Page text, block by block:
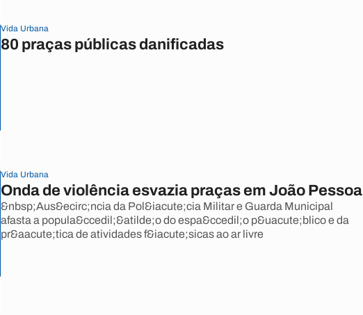
Vida Urbana
80 praças públicas danificadas
Vida Urbana
Onda de violência esvazia praças em João Pessoa
&nbsp;Aus&ecirc;ncia da Pol&iacute;cia Militar e Guarda Municipal
afasta a popula&ccedil;&atilde;o do espa&ccedil;o p&uacute;blico e da
pr&aacute;tica de atividades f&iacute;sicas ao ar livre